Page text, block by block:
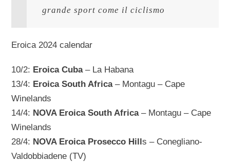
grande sport come il ciclismo
Eroica 2024 calendar
10/2: Eroica Cuba– La Habana
13/4: Eroica South Africa– Montagu – Cape
Winelands
14/4: NOVA Eroica South Africa– Montagu – Cape
Winelands
28/4: NOVA Eroica Prosecco Hills – Conegliano-
Valdobbiadene (TV)